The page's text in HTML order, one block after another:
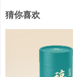
猜你喜欢